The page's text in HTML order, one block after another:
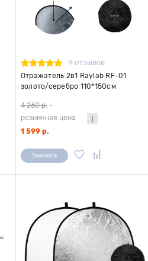
9 отзывов
Отражатель 2в1 Raylab RF-01
золото/серебро 110*150см
4 260 р. -
розничная цена
1 599 р.
Заказать